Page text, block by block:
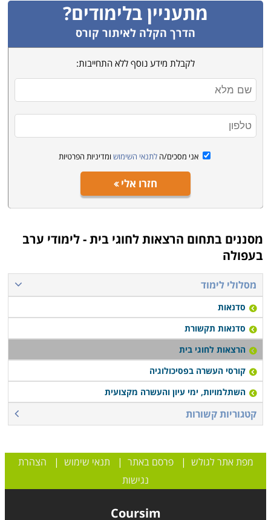
מתעניין בלימודים?
הדרך הקלה לאיתור קורס
לקבלת מידע נוסף ללא התחייבות:
אני מסכים/ה לתנאי השימוש ומדיניות הפרטיות
חזרו אלי
מסננים בתחום הרצאות לחוגי בית - לימודי ערב
בעפולה
מסלולי לימוד
סדנאות
סדנאות תקשורת
הרצאות לחוגי בית
קורסי העשרה בפסיכולוגיה
השתלמויות, ימי עיון והעשרה מקצועית
קטגוריות קשורות
מפת אתר לגולש |פרסם באתר | תנאי שימוש | הצהרת
נגישות
Coursim